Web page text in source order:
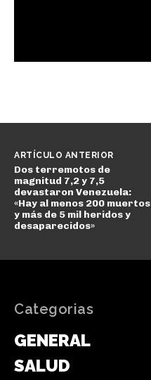
ARTÍCULO ANTERIOR
Dos terremotos de
magnitud 7,2 y 7,5
devastaron Venezuela:
«Hay al menos 200 muertos
y más de 5 mil heridos y
desaparecidos»
Categorias
GENERAL
SALUD